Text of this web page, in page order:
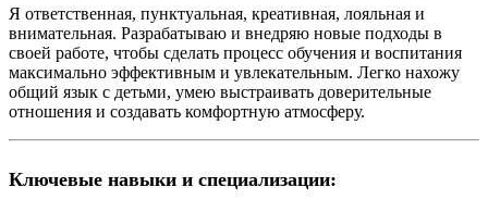
Я ответственная, пунктуальная, креативная, лояльная и
внимательная. Разрабатываю и внедряю новые подходы в
своей работе, чтобы сделать процесс обучения и воспитания
максимально эффективным и увлекательным. Легко нахожу
общий язык с детьми, умею выстраивать доверительные
отношения и создавать комфортную атмосферу.
Ключевые навыки и специализации: